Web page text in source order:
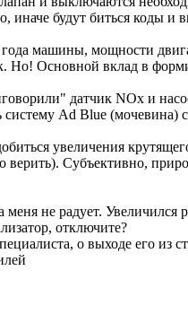
иначе будут биться коды
машины, мощности
Но! Основной вклад в
датчик NOx и
Ad Blue (мочевина)
увеличения
верить). Субъективно,
меня не радует.
отключите?
о выходе его из